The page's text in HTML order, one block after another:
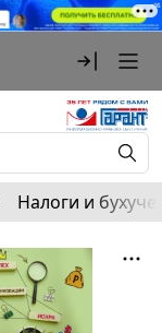
Налоги и